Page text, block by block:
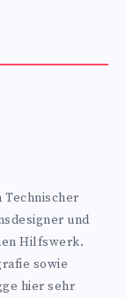
Technischer
und
Hilfswerk.
sowie
hier sehr